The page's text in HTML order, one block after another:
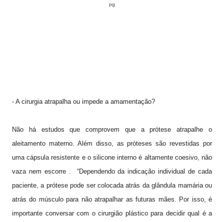
pg
- A cirurgia atrapalha ou impede a amamentação?
Não há estudos que comprovem que a prótese atrapalhe o
aleitamento materno. Além disso, as próteses são revestidas por
uma cápsula resistente e o silicone interno é altamente coesivo, não
vaza nem escorre . “Dependendo da indicação individual de cada
paciente, a prótese pode ser colocada atrás da glândula mamária ou
atrás do músculo para não atrapalhar as futuras mães. Por isso, é
importante conversar com o cirurgião plástico para decidir qual é a